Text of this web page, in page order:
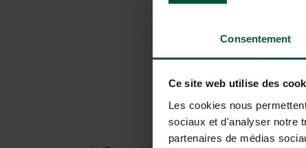
Consentement
Ce site web utilise des
Les cookies nous
sociaux et d'analyser notre
partenaires de médias
WIE
Mit dem Auto